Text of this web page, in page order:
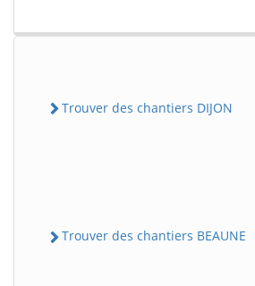
Trouver des chantiers DIJON
Trouver des chantiers BEAUNE